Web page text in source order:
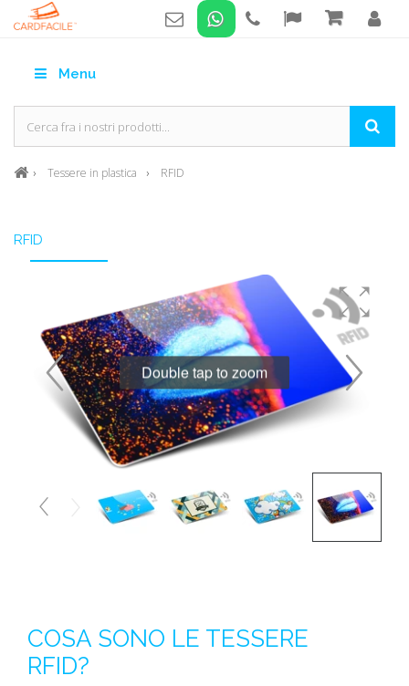
Menu
Tessere in plastica RFID
RFID
Double tap to zoom
COSA SONO LE TESSERE
RFID?